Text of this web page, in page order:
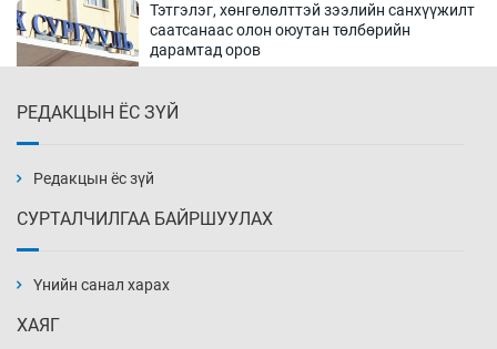
Тэтгэлэг, хөнгөлөлттэй зээлийн санхүүжилт
саатсанаас олон оюутан төлбөрийн
дарамтад оров
18 цаг 59 мин
19 цаг 29 мин
РЕДАКЦЫН ЁС ЗҮЙ
Редакцын ёс зүй
СУРТАЛЧИЛГАА БАЙРШУУЛАХ
Үнийн санал харах
ХАЯГ